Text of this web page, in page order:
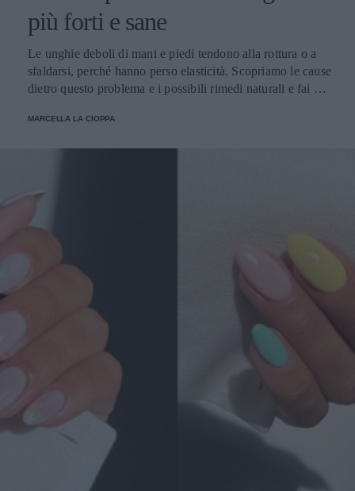
più forti e sane
Le unghie deboli di mani e piedi tendono alla rottura o a
sfaldarsi, perché hanno perso elasticità. Scopriamo le cause
dietro questo problema e i possibili rimedi naturali e fai da
MARCELLA LA CIOPPA